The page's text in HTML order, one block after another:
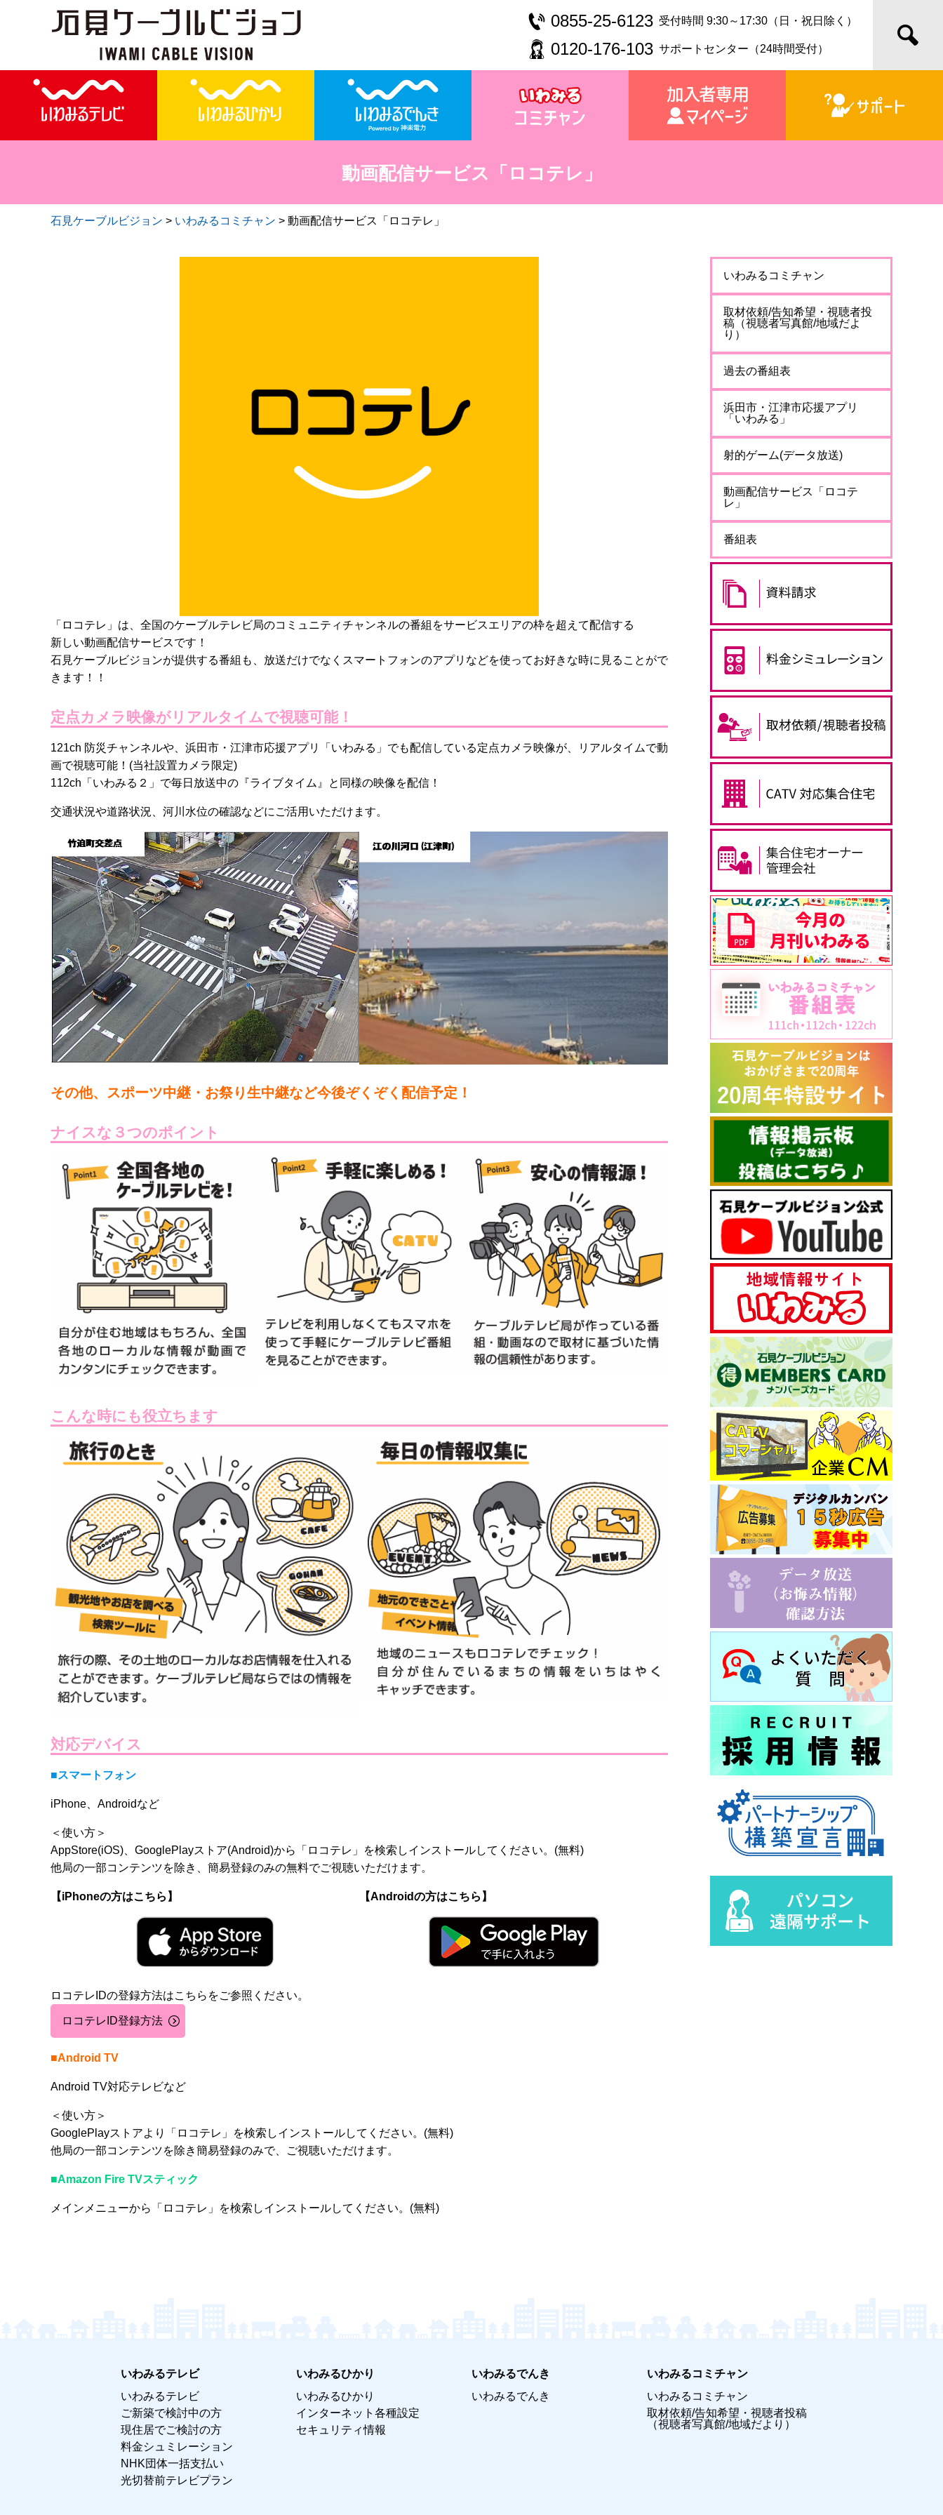
0855-25-6123 受付時間 9:30～17:30（日・祝日除く）
0120-176-103 サポートセンター（24時間受付）
動画配信サービス「ロコテレ」
石見ケーブルビジョン > いわみるコミチャン > 動画配信サービス「ロコテレ」
「ロコテレ」は、全国のケーブルテレビ局のコミュニティチャンネルの番組をサービスエリアの枠を超えて配信する
新しい動画配信サービスです！
石見ケーブルビジョンが提供する番組も、放送だけでなくスマートフォンのアプリなどを使ってお好きな時に見ることがで
きます！！
定点カメラ映像がリアルタイムで視聴可能！
121ch 防災チャンネルや、浜田市・江津市応援アプリ「いわみる」でも配信している定点カメラ映像が、リアルタイムで動
画で視聴可能！(当社設置カメラ限定)
112ch「いわみる２」で毎日放送中の『ライブタイム』と同様の映像を配信！
交通状況や道路状況、河川水位の確認などにご活用いただけます。
その他、スポーツ中継・お祭り生中継など今後ぞくぞく配信予定！
ナイスな３つのポイント
こんな時にも役立ちます
対応デバイス
■スマートフォン
iPhone、Androidなど
＜使い方＞
AppStore(iOS)、GooglePlayストア(Android)から「ロコテレ」を検索しインストールしてください。(無料)
他局の一部コンテンツを除き、簡易登録のみの無料でご視聴いただけます。
【iPhoneの方はこちら】 【Androidの方はこちら】
ロコテレIDの登録方法はこちらをご参照ください。
ロコテレID登録方法
■Android TV
Android TV対応テレビなど
＜使い方＞
GooglePlayストアより「ロコテレ」を検索しインストールしてください。(無料)
他局の一部コンテンツを除き簡易登録のみで、ご視聴いただけます。
■Amazon Fire TVスティック
メインメニューから「ロコテレ」を検索しインストールしてください。(無料)
いわみるコミチャン
取材依頼/告知希望・視聴者投
稿（視聴者写真館/地域だよ
り）
過去の番組表
浜田市・江津市応援アプリ
「いわみる」
射的ゲーム(データ放送)
動画配信サービス「ロコテ
レ」
番組表
いわみるテレビ
いわみるテレビ
ご新築で検討中の方
現住居でご検討の方
料金シュミレーション
NHK団体一括支払い
光切替前テレビプラン
いわみるひかり
いわみるひかり
インターネット各種設定
セキュリティ情報
いわみるでんき
いわみるでんき
いわみるコミチャン
いわみるコミチャン
取材依頼/告知希望・視聴者投稿
（視聴者写真館/地域だより）